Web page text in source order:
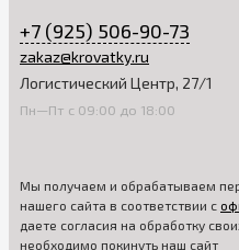
+7 (925) 506-90-73
zakaz@krovatky.ru
Логистический Центр, 27/1
Пн—Пт с 09:00 до 18:00
Мы получаем и обрабатываем
нашего сайта в соответствии с
даете согласия на обработку
необходимо покинуть наш сайт